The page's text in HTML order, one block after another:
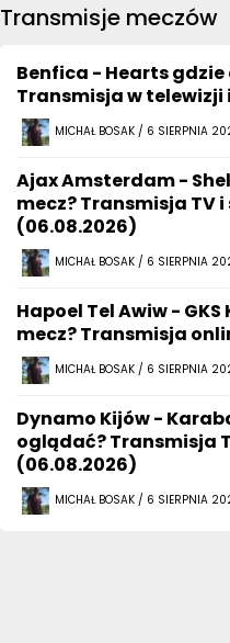
Transmisje meczów
Benfica - Hearts
Transmisja w telewizji
MICHAŁ BOSAK / 6 SIERPNIA
Ajax Amsterdam -
mecz? Transmisja TV
(06.08.2026)
MICHAŁ BOSAK / 6 SIERPNIA
Hapoel Tel Awiw -
mecz? Transmisja
MICHAŁ BOSAK / 6 SIERPNIA
Dynamo Kijów -
oglądać? Transmisja
(06.08.2026)
MICHAŁ BOSAK / 6 SIERPNIA